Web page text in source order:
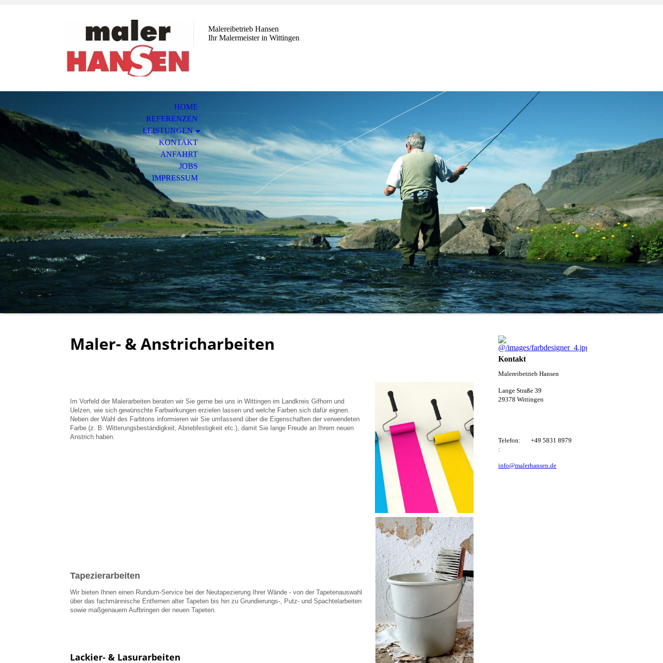
Malereibetrieb Hansen
Ihr Malermeister in Wittingen
HOME
REFERENZEN
LEISTUNGEN
KONTAKT
ANFAHRT
JOBS
IMPRESSUM
Maler- & Anstricharbeiten
Im Vorfeld der Malerarbeiten beraten wir Sie gerne bei uns in Wittingen im Landkreis Gifhorn und
Uelzen, wie sich gewünschte Farbwirkungen erzielen lassen und welche Farben sich dafür eignen.
Neben der Wahl des Farbtons informieren wir Sie umfassend über die Eigenschaften der verwendeten
Farbe (z. B. Witterungsbeständigkeit, Abriebfestigkeit etc.), damit Sie lange Freude an Ihrem neuen
Anstrich haben.
Tapezierarbeiten
Wir bieten Ihnen einen Rundum-Service bei der Neutapezierung Ihrer Wände - von der Tapetenauswahl
über das fachmännische Entfernen alter Tapeten bis hin zu Grundierungs-, Putz- und Spachtelarbeiten
sowie maßgenauem Aufbringen der neuen Tapeten.
Lackier- & Lasurarbeiten
Kontakt
Malereibetrieb Hansen
Lange Straße 39
29378 Wittingen
Telefon:
:
+49 5831 8979
info@malerhansen.de